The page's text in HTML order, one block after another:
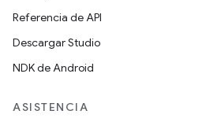
Referencia de API
Descargar Studio
NDK de Android
ASISTENCIA